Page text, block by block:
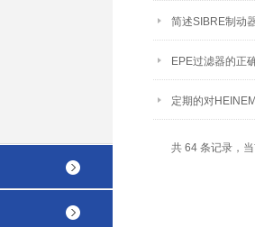
简述SIBRE制动
EPE过滤器的正
定期的对
共 64 条记录，